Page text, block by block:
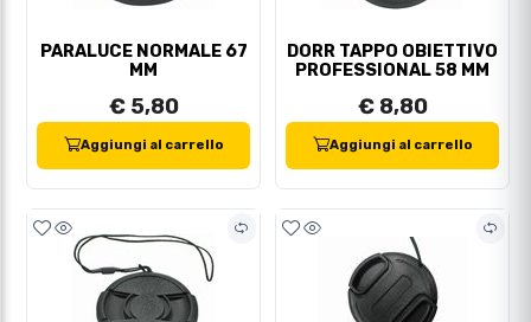
PARALUCE NORMALE 67
MM
€ 5,80
Aggiungi al carrello
DORR TAPPO OBIETTIVO
PROFESSIONAL 58 MM
€ 8,80
Aggiungi al carrello